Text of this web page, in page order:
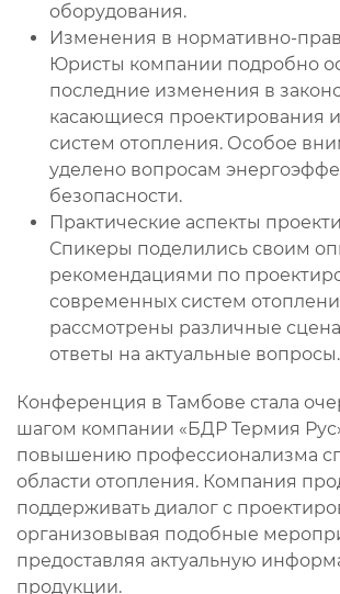
оборудования.
Изменения в нормативно-
Юристы компании подробно
последние изменения в
касающиеся проектирования
систем отопления. Особое
уделено вопросам
безопасности.
Практические аспекты
Спикеры поделились своим
рекомендациями по
современных систем
рассмотрены различные
ответы на актуальные вопросы.
Конференция в Тамбове стала
шагом компании «БДР Термия
повышению профессионализма
области отопления. Компания
поддерживать диалог с
организовывая подобные
предоставляя актуальную
продукции.